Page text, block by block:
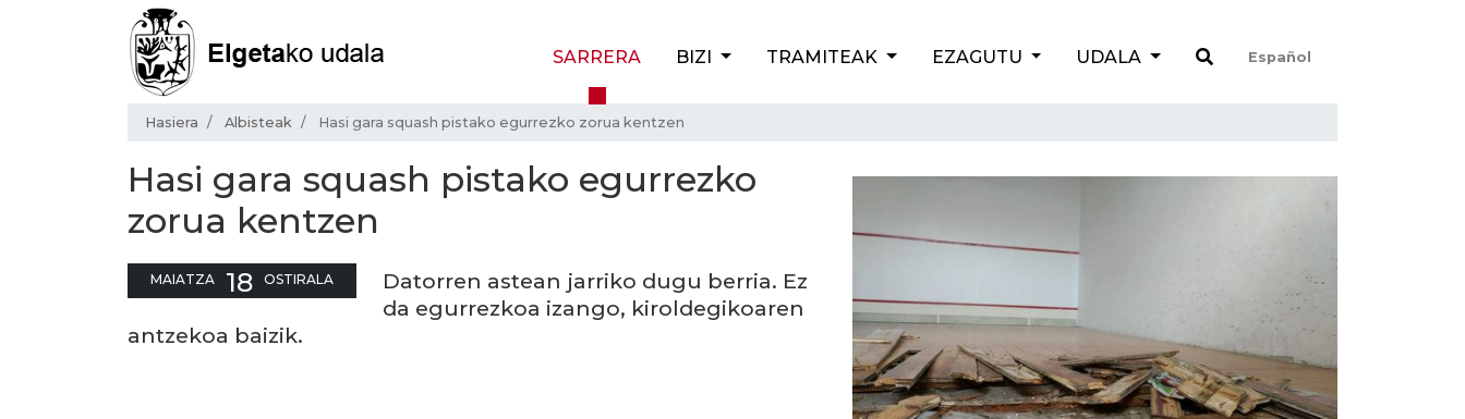
SARRERA BIZI TRAMITEAK EZAGUTU UDALA Español
Hasiera Albisteak Hasi gara squash pistako egurrezko zorua kentzen
Hasi gara squash pistako egurrezko
zorua kentzen
MAIATZA 18 OSTIRALA
Datorren astean jarriko dugu berria. Ez
da egurrezkoa izango, kiroldegikoaren
antzekoa baizik.